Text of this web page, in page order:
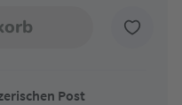
Post